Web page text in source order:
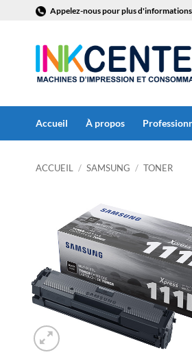
contenu
Appelez-nous pour plus
Accueil À propos
ACCUEIL / SAMSUNG / TONER